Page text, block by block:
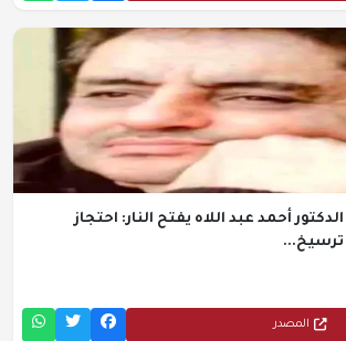
أحمد عبد اللاه يفتح النار: احتجاز
ترسيخ...
المصدر